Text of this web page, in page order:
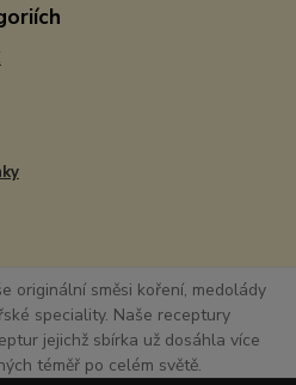
originální směsi koření, medolády
speciality. Naše receptury
jejichž sbírka už dosáhla více
téměř po celém světě.